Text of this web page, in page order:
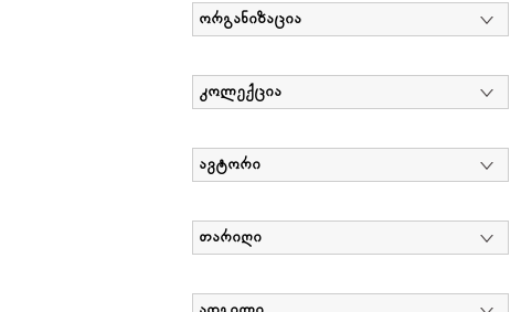
ორგანიზაცია
კოლექცია
ავტორი
თარიღი